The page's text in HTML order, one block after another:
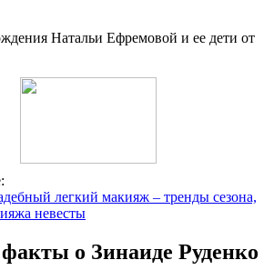
Натальи Ефремовой и ее дети от
легкий макияж – тренды сезона,
невесты
о Зинаиде Руденко